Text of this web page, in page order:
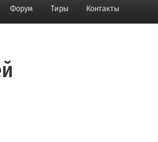
Форум Тиры Контакты